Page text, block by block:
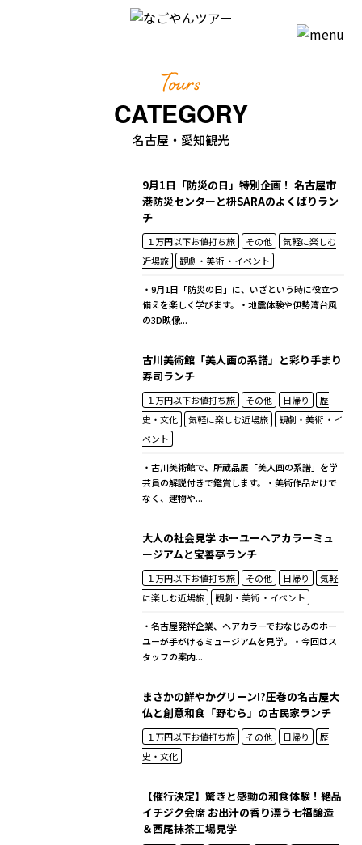
Tours
CATEGORY
名古屋・愛知観光
9月1日「防災の日」特別企画！ 名古屋市
港防災センターと枡SARAのよくばりラン
チ
１万円以下お値打ち旅 その他
気軽に楽しむ
近場旅
観劇・美術 ・イベント
・9月1日「防災の日」に、いざという時に役立つ
備えを楽しく学びます。・地震体験や伊勢湾台風
の3D映像...
古川美術館「美人画の系譜」と彩り手まり
寿司ランチ
１万円以下お値打ち旅 その他 日帰り
歴
史・文化
気軽に楽しむ近場旅
観劇・美術 ・イ
ベント
・古川美術館で、所蔵品展「美人画の系譜」を学
芸員の解説付きで鑑賞します。・美術作品だけで
なく、建物や...
大人の社会見学 ホーユーヘアカラーミュ
ージアムと宝善亭ランチ
１万円以下お値打ち旅 その他 日帰り
気軽
に楽しむ近場旅
観劇・美術 ・イベント
・名古屋発祥企業、ヘアカラーでおなじみのホー
ユーが手がけるミュージアムを見学。・今回はス
タッフの案内...
まさかの鮮やかグリーン!?圧巻の名古屋大
仏と創意和食「野むら」の古民家ランチ
１万円以下お値打ち旅 その他 日帰り
歴
史・文化
【催行決定】驚きと感動の和食体験！絶品
イチジク会席 お出汁の香り漂う七福醸造
＆西尾抹茶工場見学